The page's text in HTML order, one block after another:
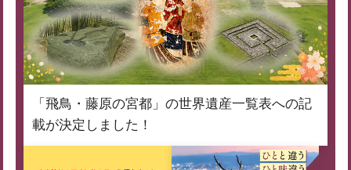
「飛鳥・藤原の宮都」の世界遺産一覧表への記
載が決定しました！